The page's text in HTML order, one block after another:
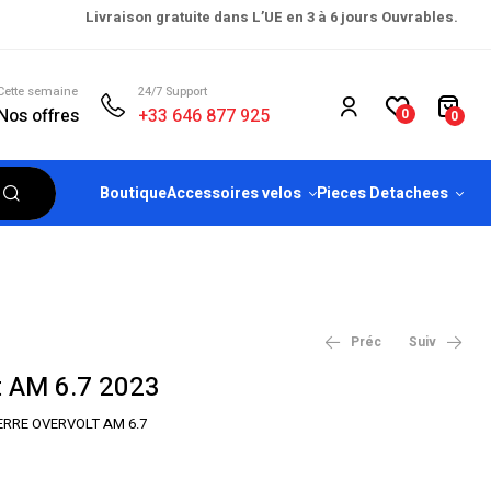
Livraison gratuite dans L’UE en 3 à 6 jours Ouvrables.
semaine
offres
24/7 Support
+33 646 877 925 0 0
BoutiqueAccessoires velos Pieces Detachees
Préc Suiv
6.7 2023
OVERVOLT AM 6.7